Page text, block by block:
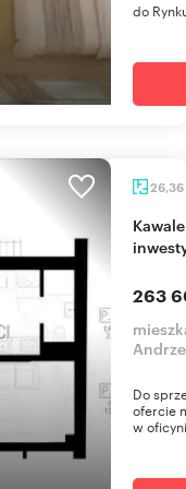
do
26,36
Kawalerka w centrum Katowic z potencjałem
263
Do
ofercie
w